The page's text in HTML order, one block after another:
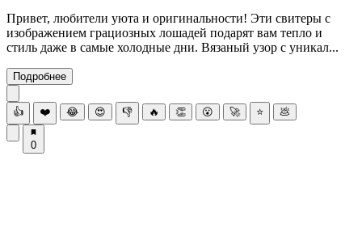
Привет, любители уюта и оригинальности! Эти свитеры с
изображением грациозных лошадей подарят вам тепло и
стиль даже в самые холодные дни. Вязаный узор с уникал...
Подробнее
👍 ❤️ 😂 😍 👎 🔥 👏 😮 🚀 ⭐ 💩
0